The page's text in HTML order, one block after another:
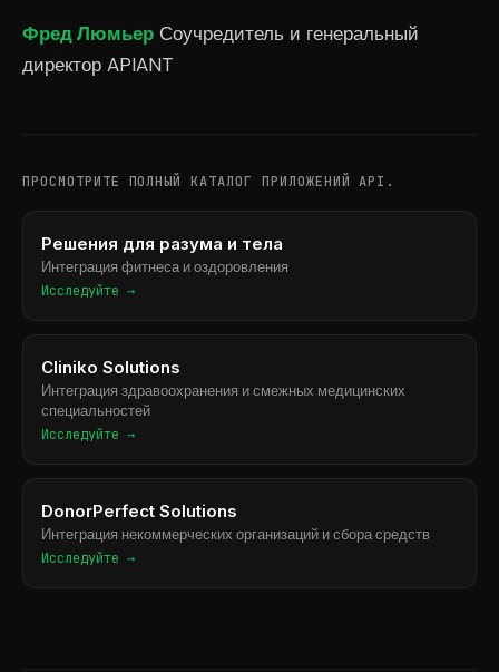
Фред Люмьер Соучредитель и генеральный
директор APIANT
ПРОСМОТРИТЕ ПОЛНЫЙ КАТАЛОГ ПРИЛОЖЕНИЙ API.
Решения для разума и тела
Интеграция фитнеса и оздоровления
Исследуйте →
Cliniko Solutions
Интеграция здравоохранения и смежных медицинских
специальностей
Исследуйте →
DonorPerfect Solutions
Интеграция некоммерческих организаций и сбора средств
Исследуйте →